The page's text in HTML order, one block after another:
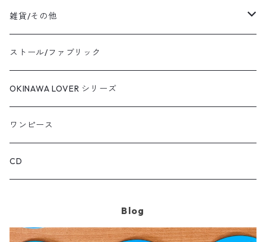
雑貨/その他
エプロン
バッグ
キーホルダー
カード・クリアファイル
ストール/ファブリック
OKINAWA LOVER シリーズ
ワンピース
CD
Blog